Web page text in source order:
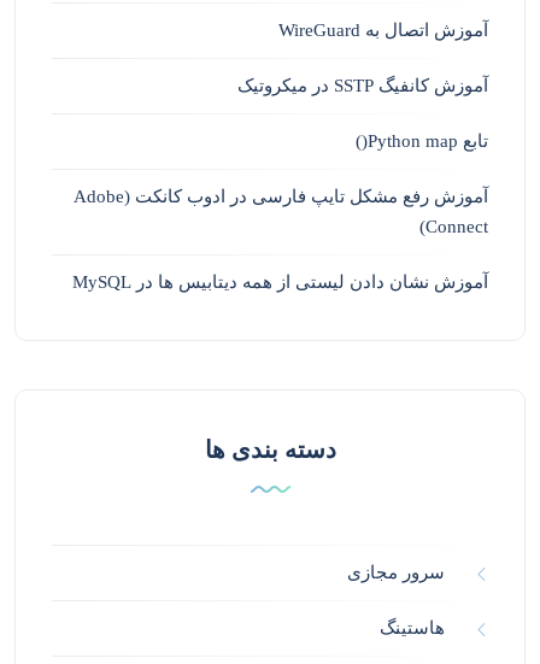
آموزش اتصال به WireGuard
آموزش کانفیگ SSTP در میکروتیک
تابع Python map()
آموزش رفع مشکل تایپ فارسی در ادوب کانکت (Adobe
Connect)
آموزش نشان دادن لیستی از همه دیتابیس ها در MySQL
دسته بندی ها
سرور مجازی
هاستینگ